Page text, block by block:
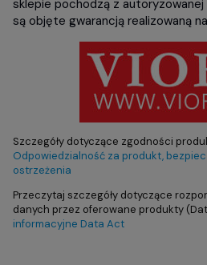
sklepie pochodzą z
są objęte gwarancją realizowaną
Szczegóły dotyczące zgodności
Odpowiedzialność za produkt,
ostrzeżenia
Przeczytaj szczegóły dotyczące
danych przez oferowane produkty
informacyjne Data Act